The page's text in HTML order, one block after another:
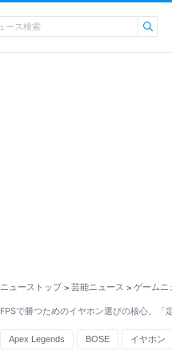
ニューストップ > 芸能ニュース > ゲームニ
FPSで勝つためのイヤホン選びの核心。「
Apex Legends BOSE イヤホン